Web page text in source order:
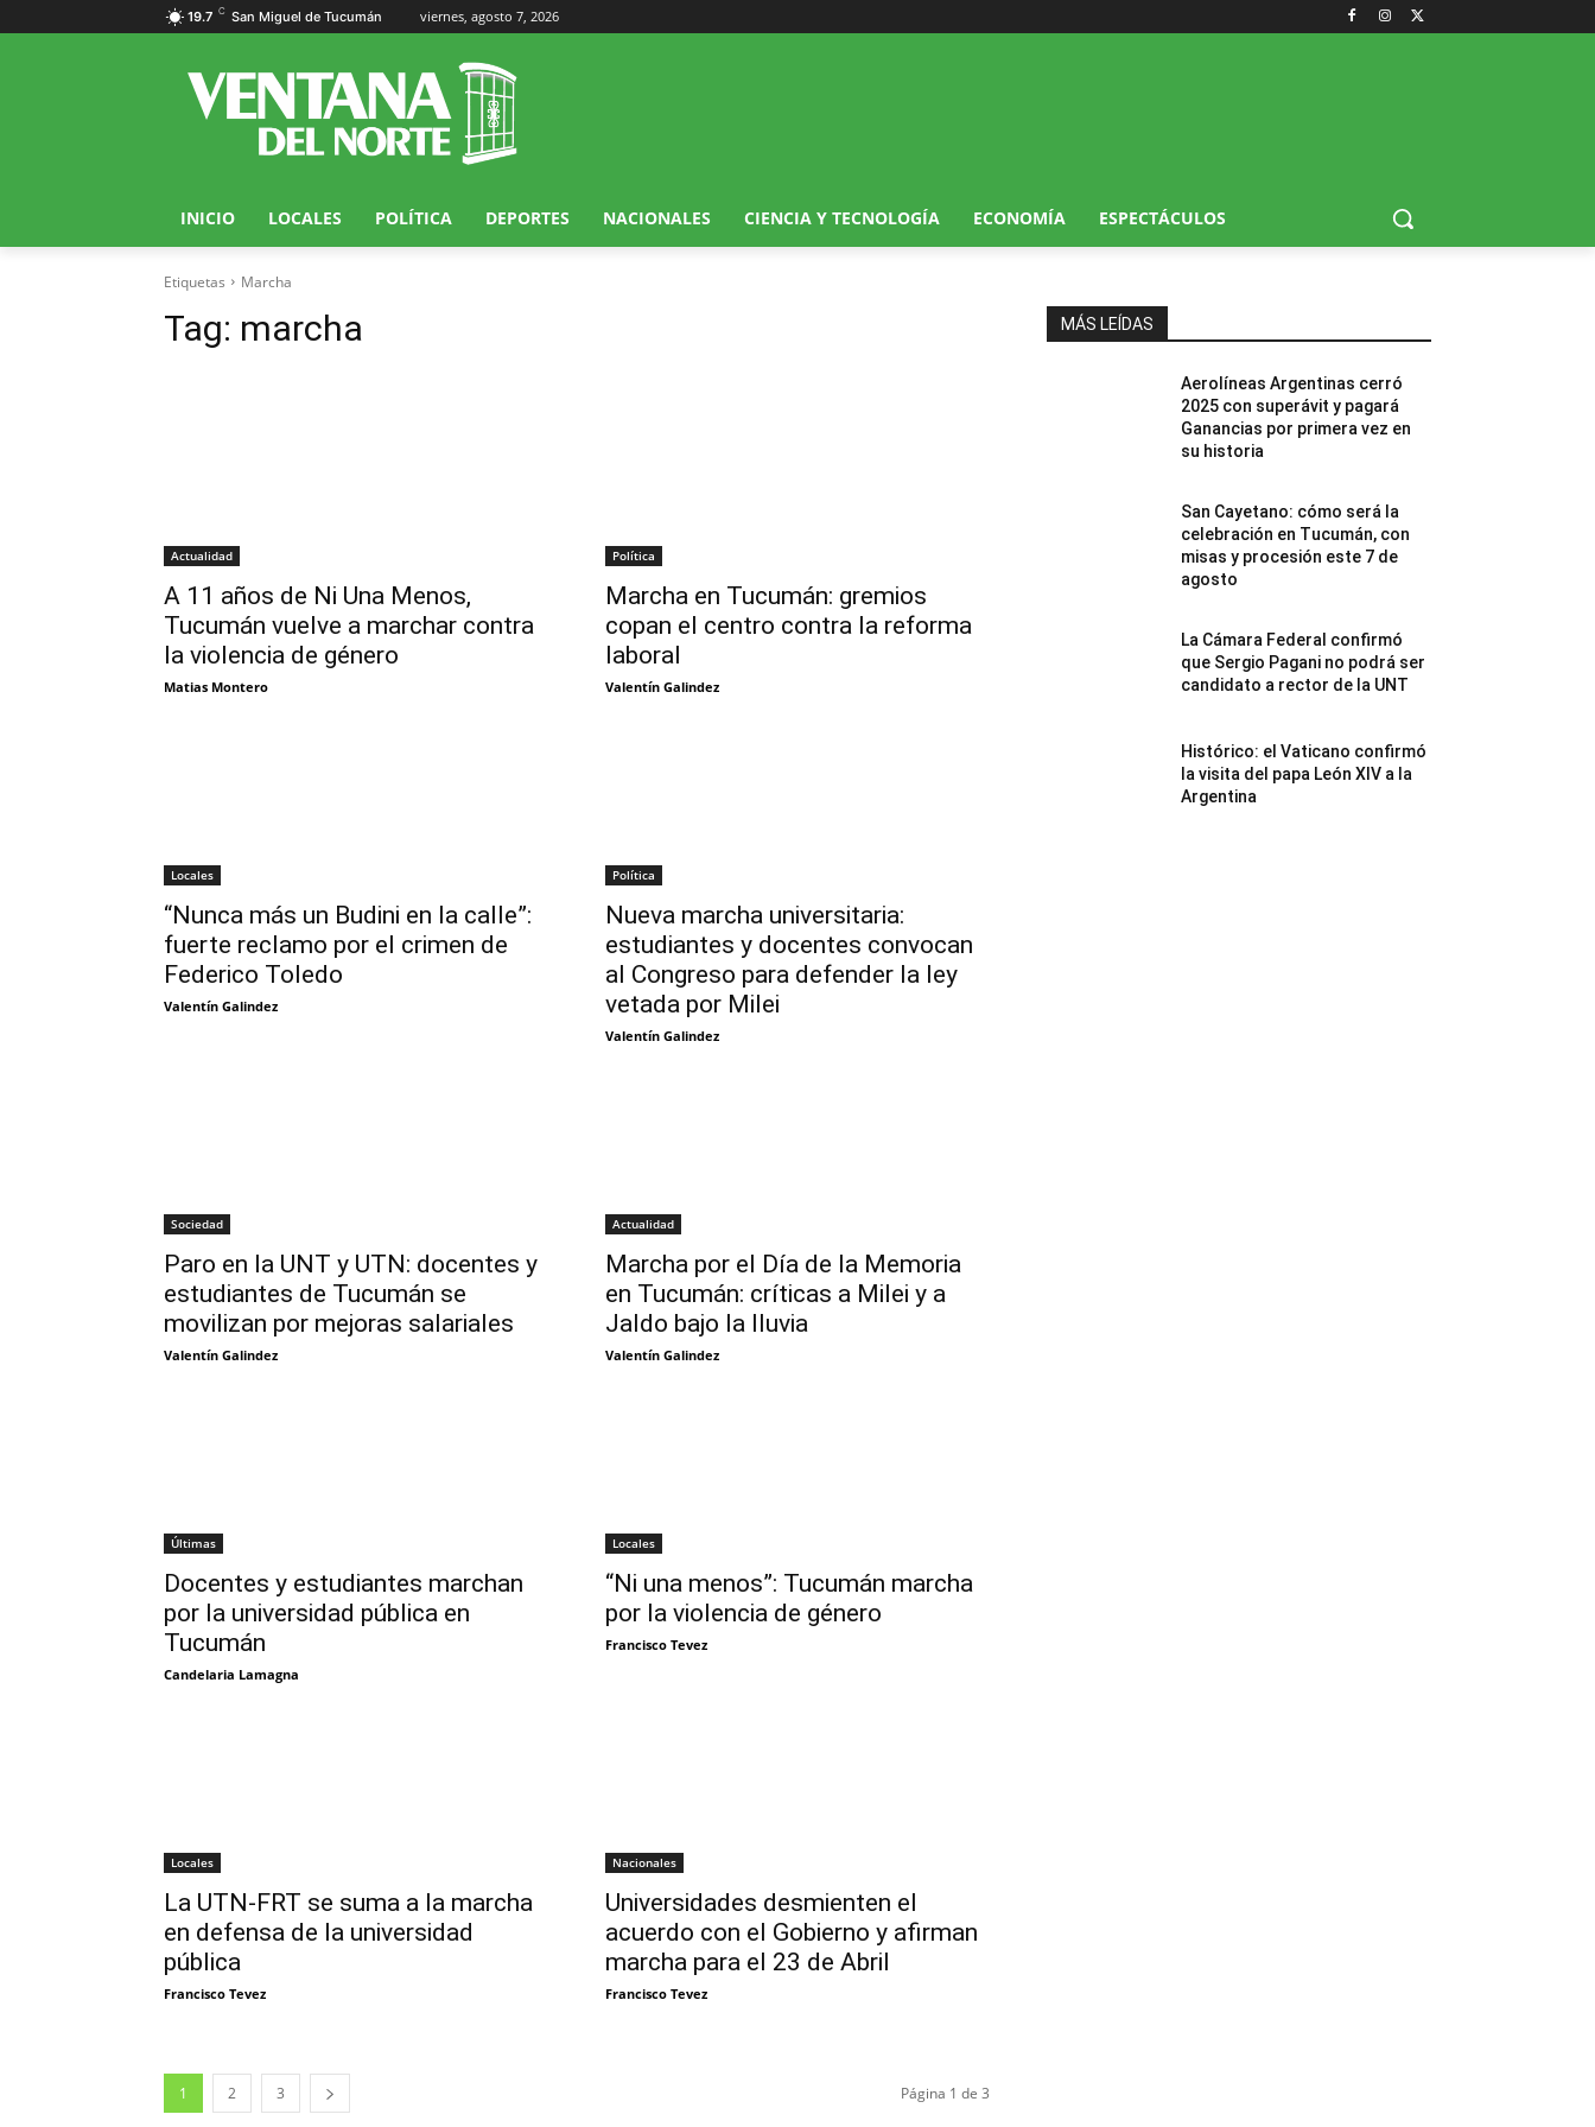
19.7 C San Miguel de Tucumán viernes, agosto 7, 2026
INICIO LOCALES POLÍTICA DEPORTES NACIONALES CIENCIA Y TECNOLOGÍA ECONOMÍA ESPECTÁCULOS
Etiquetas Marcha
Tag: marcha
Actualidad
A 11 años de Ni Una Menos,
Tucumán vuelve a marchar contra
la violencia de género
Matias Montero
Política
Marcha en Tucumán: gremios
copan el centro contra la reforma
laboral
Valentín Galindez
Locales
“Nunca más un Budini en la calle”:
fuerte reclamo por el crimen de
Federico Toledo
Valentín Galindez
Política
Nueva marcha universitaria:
estudiantes y docentes convocan
al Congreso para defender la ley
vetada por Milei
Valentín Galindez
Sociedad
Paro en la UNT y UTN: docentes y
estudiantes de Tucumán se
movilizan por mejoras salariales
Valentín Galindez
Actualidad
Marcha por el Día de la Memoria
en Tucumán: críticas a Milei y a
Jaldo bajo la lluvia
Valentín Galindez
Últimas
Docentes y estudiantes marchan
por la universidad pública en
Tucumán
Candelaria Lamagna
Locales
“Ni una menos”: Tucumán marcha
por la violencia de género
Francisco Tevez
Locales
La UTN-FRT se suma a la marcha
en defensa de la universidad
pública
Francisco Tevez
Nacionales
Universidades desmienten el
acuerdo con el Gobierno y afirman
marcha para el 23 de Abril
Francisco Tevez
1 2 3 Página 1 de 3
MÁS LEÍDAS
Aerolíneas Argentinas cerró
2025 con superávit y pagará
Ganancias por primera vez en
su historia
San Cayetano: cómo será la
celebración en Tucumán, con
misas y procesión este 7 de
agosto
La Cámara Federal confirmó
que Sergio Pagani no podrá ser
candidato a rector de la UNT
Histórico: el Vaticano confirmó
la visita del papa León XIV a la
Argentina